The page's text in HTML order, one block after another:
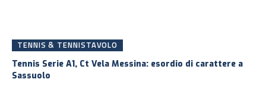
TENNIS & TENNISTAVOLO
Tennis Serie A1, Ct Vela Messina: esordio di carattere a
Sassuolo